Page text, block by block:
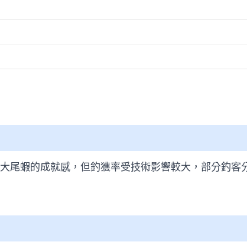
尾蝦的成就感，但釣獲率受技術影響較大，部分釣客